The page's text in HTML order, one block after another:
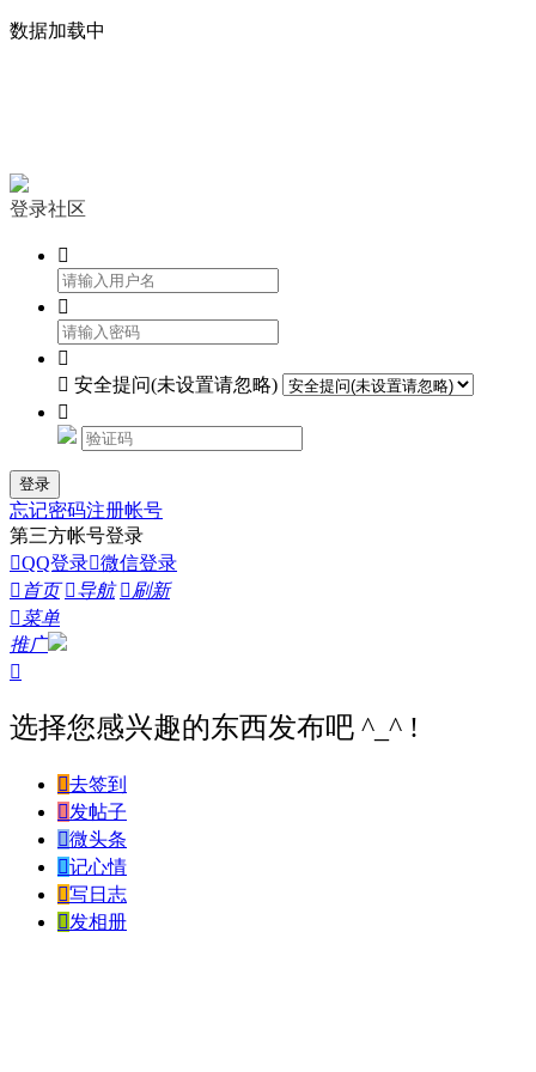
数据加载中
登录社区



 安全提问(未设置请忽略)

登录
忘记密码注册帐号
第三方帐号登录
QQ登录微信登录
 首页 导航 刷新
菜单
推广

选择您感兴趣的东西发布吧 ^_^ !
去签到
发帖子
微头条
记心情
写日志
发相册